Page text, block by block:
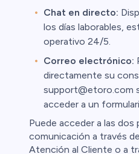
Chat en directo:
los días laborables,
operativo 24/5.
Correo electrónico:
directamente su
support@etoro.com
acceder a un
Puede acceder a las dos
comunicación a través
Atención al Cliente o a